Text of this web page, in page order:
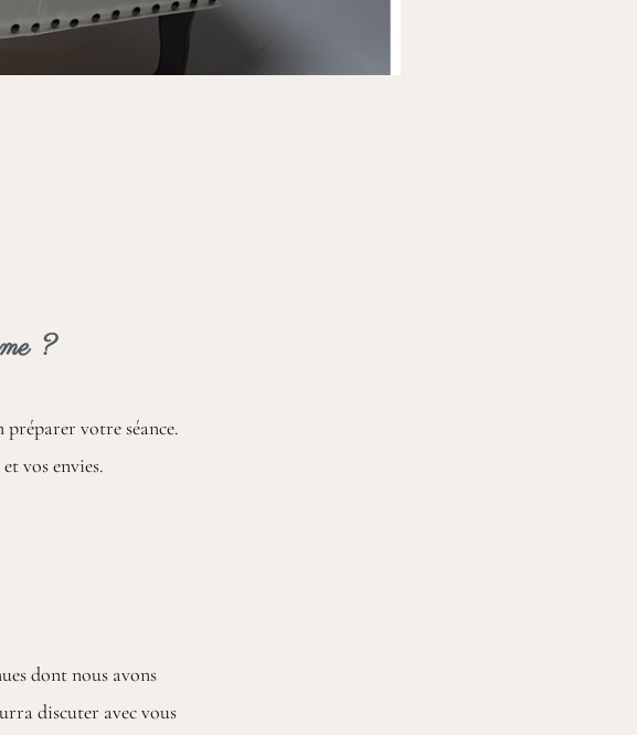
?
votre séance.
vos envies.
dont nous avons
discuter avec vous